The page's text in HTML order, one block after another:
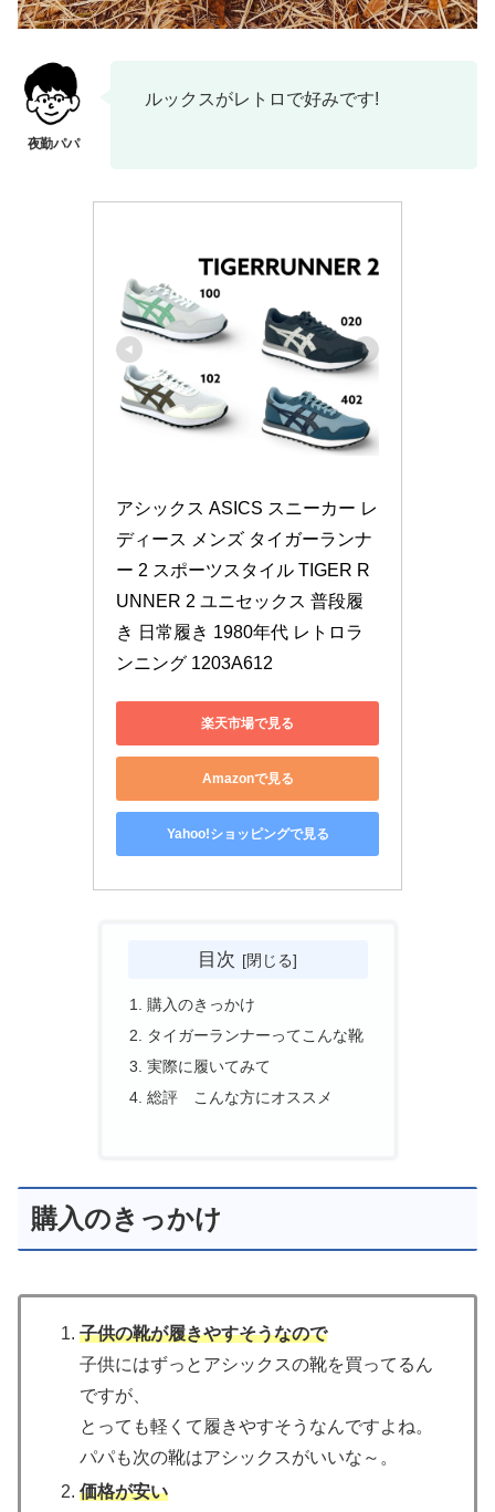
ルックスがレトロで好みです!
アシックス ASICS スニーカー レ
ディース メンズ タイガーランナ
ー 2 スポーツスタイル TIGER R
UNNER 2 ユニセックス 普段履
き 日常履き 1980年代 レトロラ
ンニング 1203A612
楽天市場で見る
Amazonで見る
Yahoo!ショッピングで見る
目次
購入のきっかけ
タイガーランナーってこんな靴
実際に履いてみて
総評 こんな方にオススメ
購入のきっかけ
子供の靴が履きやすそうなので
子供にはずっとアシックスの靴を買ってるん
ですが、
とっても軽くて履きやすそうなんですよね。
パパも次の靴はアシックスがいいな～。
価格が安い